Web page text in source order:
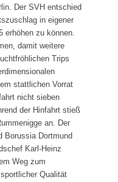
Der SVH entschied
in eigener
erhöhen zu können.
damit weitere
Trips
stattlichen Vorrat
nicht sieben
der Hinfahrt stieß
an. Der
Borussia Dortmund
Karl-Heinz
Weg zum
Qualität